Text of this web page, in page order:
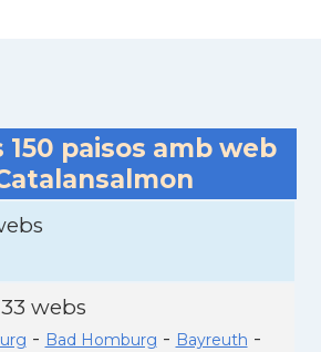
150 paisos amb web
webs
- Bad Homburg - Bayreuth -